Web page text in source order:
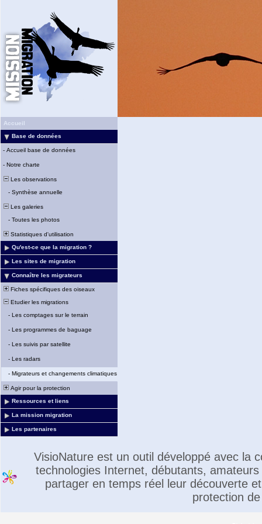
Accueil
Base de données
- Accueil base de données
- Notre charte
Les observations
- Synthèse annuelle
Les galeries
- Toutes les photos
Statistiques d'utilisation
Qu'est-ce que la migration ?
Les sites de migration
Connaître les migrateurs
Fiches spécifiques des oiseaux
Etudier les migrations
- Les comptages sur le terrain
- Les programmes de baguage
- Les suivis par satellite
- Les radars
- Migrateurs et changements climatiques
Agir pour la protection
Ressources et liens
La mission migration
Les partenaires
VisioNature est un outil développé avec la
technologies Internet, débutants,
partager en temps réel leur découverte
protection